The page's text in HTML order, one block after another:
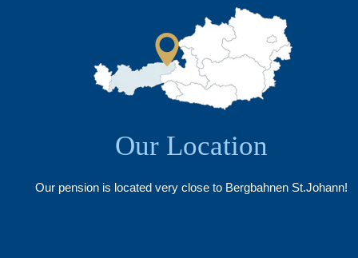
Our Location
Our pension is located very close to Bergbahnen St.Johann!